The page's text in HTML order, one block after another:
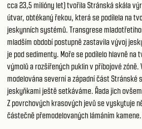
cca 23,5 milióny let) tvořila Stránská skála
útvar, obtékaný řekou, která se podílela na
jeskynních systémů. Transgrese
mladším období postupně zastavila vývoj
je pod sedimenty. Moře se podílelo hlavně na
výmolů a rozšířených puklin v příbojové zóně.
modelována severní a západní část Stránské
jeskyňkami ještě setkáváme. Řada jich
Z povrchových krasových jevů se vyskytuje
částečně přemodelovaných lámáním kamene.